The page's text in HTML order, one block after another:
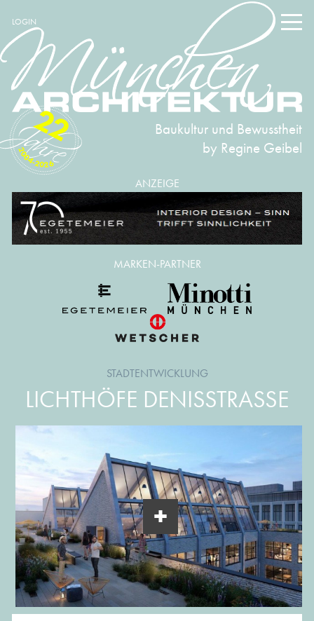
LOGIN
Baukultur und Bewusstheit
by Regine Geibel
2004-2026
22
ANZEIGE
STADTENTWICKLUNG
LICHTHÖFE DENISSTRASSE